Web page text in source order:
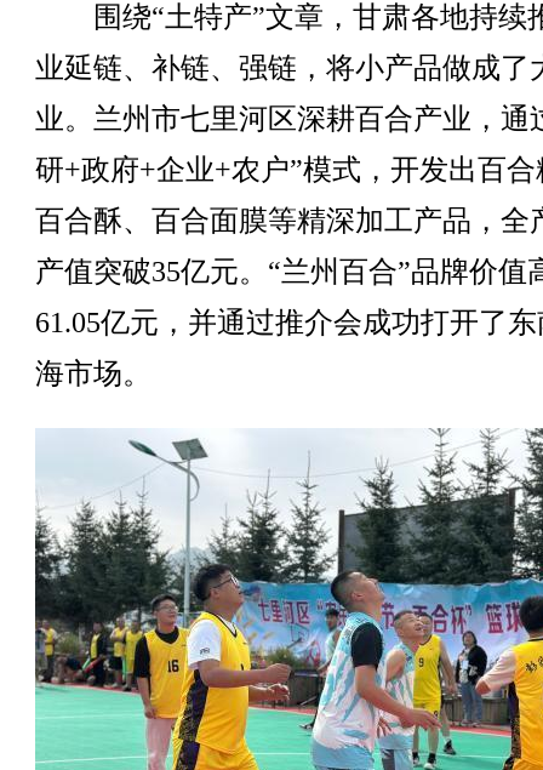
围绕“土特产”文章，甘肃各地持续
业延链、补链、强链，将小产品做成了
业。兰州市七里河区深耕百合产业，通
研+政府+企业+农户”模式，开发出百合
百合酥、百合面膜等精深加工产品，全
产值突破35亿元。“兰州百合”品牌价值
61.05亿元，并通过推介会成功打开了
海市场。